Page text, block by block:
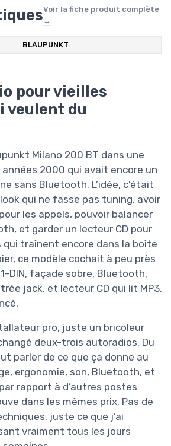
Voir la fiche produit complète
→
BLAUPUNKT
pour vieilles
veulent du
Milano 200 BT dans une
2000 qui avait encore un
sans Bluetooth. L’idée, c’était
qui ne fasse pas tuning, avoir
les appels, pouvoir balancer
et garder un lecteur CD pour
qui traînent encore dans la boîte
ce modèle cochait à peu près
DIN, façade sobre, Bluetooth,
jack, et lecteur CD qui lit MP3.
pro, juste un bricoleur
deux-trois autoradios. Du
parler de ce que ça donne au
ergonomie, son, Bluetooth, et
rapport à d’autres postes
dans les mêmes prix. Pas de
juste ce que j’ai
vraiment tous les jours